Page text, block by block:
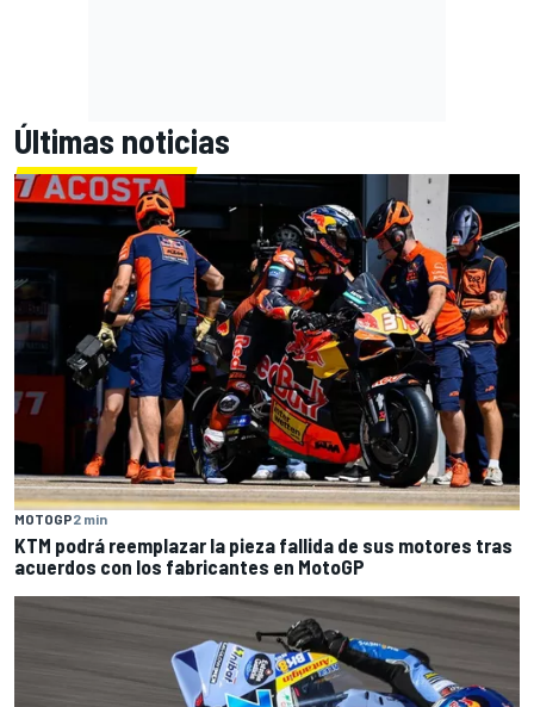
Últimas noticias
MOTOGP2 min
KTM podrá reemplazar la pieza fallida de sus motores tras
acuerdos con los fabricantes en MotoGP